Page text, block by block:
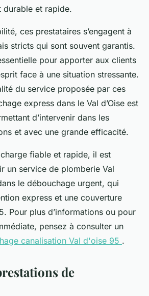
durable et rapide.
ces prestataires s’engagent à
stricts qui sont souvent garantis.
pour apporter aux clients
face à une situation stressante.
du service proposée par ces
express dans le Val d’Oise est
d’intervenir dans les
et avec une grande efficacité.
fiable et rapide, il est
un service de plomberie Val
le débouchage urgent, qui
express et une couverture
Pour plus d’informations ou pour
pensez à consulter un
canalisation Val d'oise 95 .
de